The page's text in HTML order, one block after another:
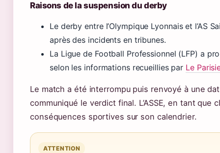
Raisons de la suspension du derby
Le derby entre l’Olympique Lyonnais et l’AS
après des incidents en tribunes.
La Ligue de Football Professionnel (LFP) a
selon les informations recueillies par Le
Le match a été interrompu puis renvoyé à une
communiqué le verdict final. L’ASSE, en tant
conséquences sportives sur son calendrier.
ATTENTION